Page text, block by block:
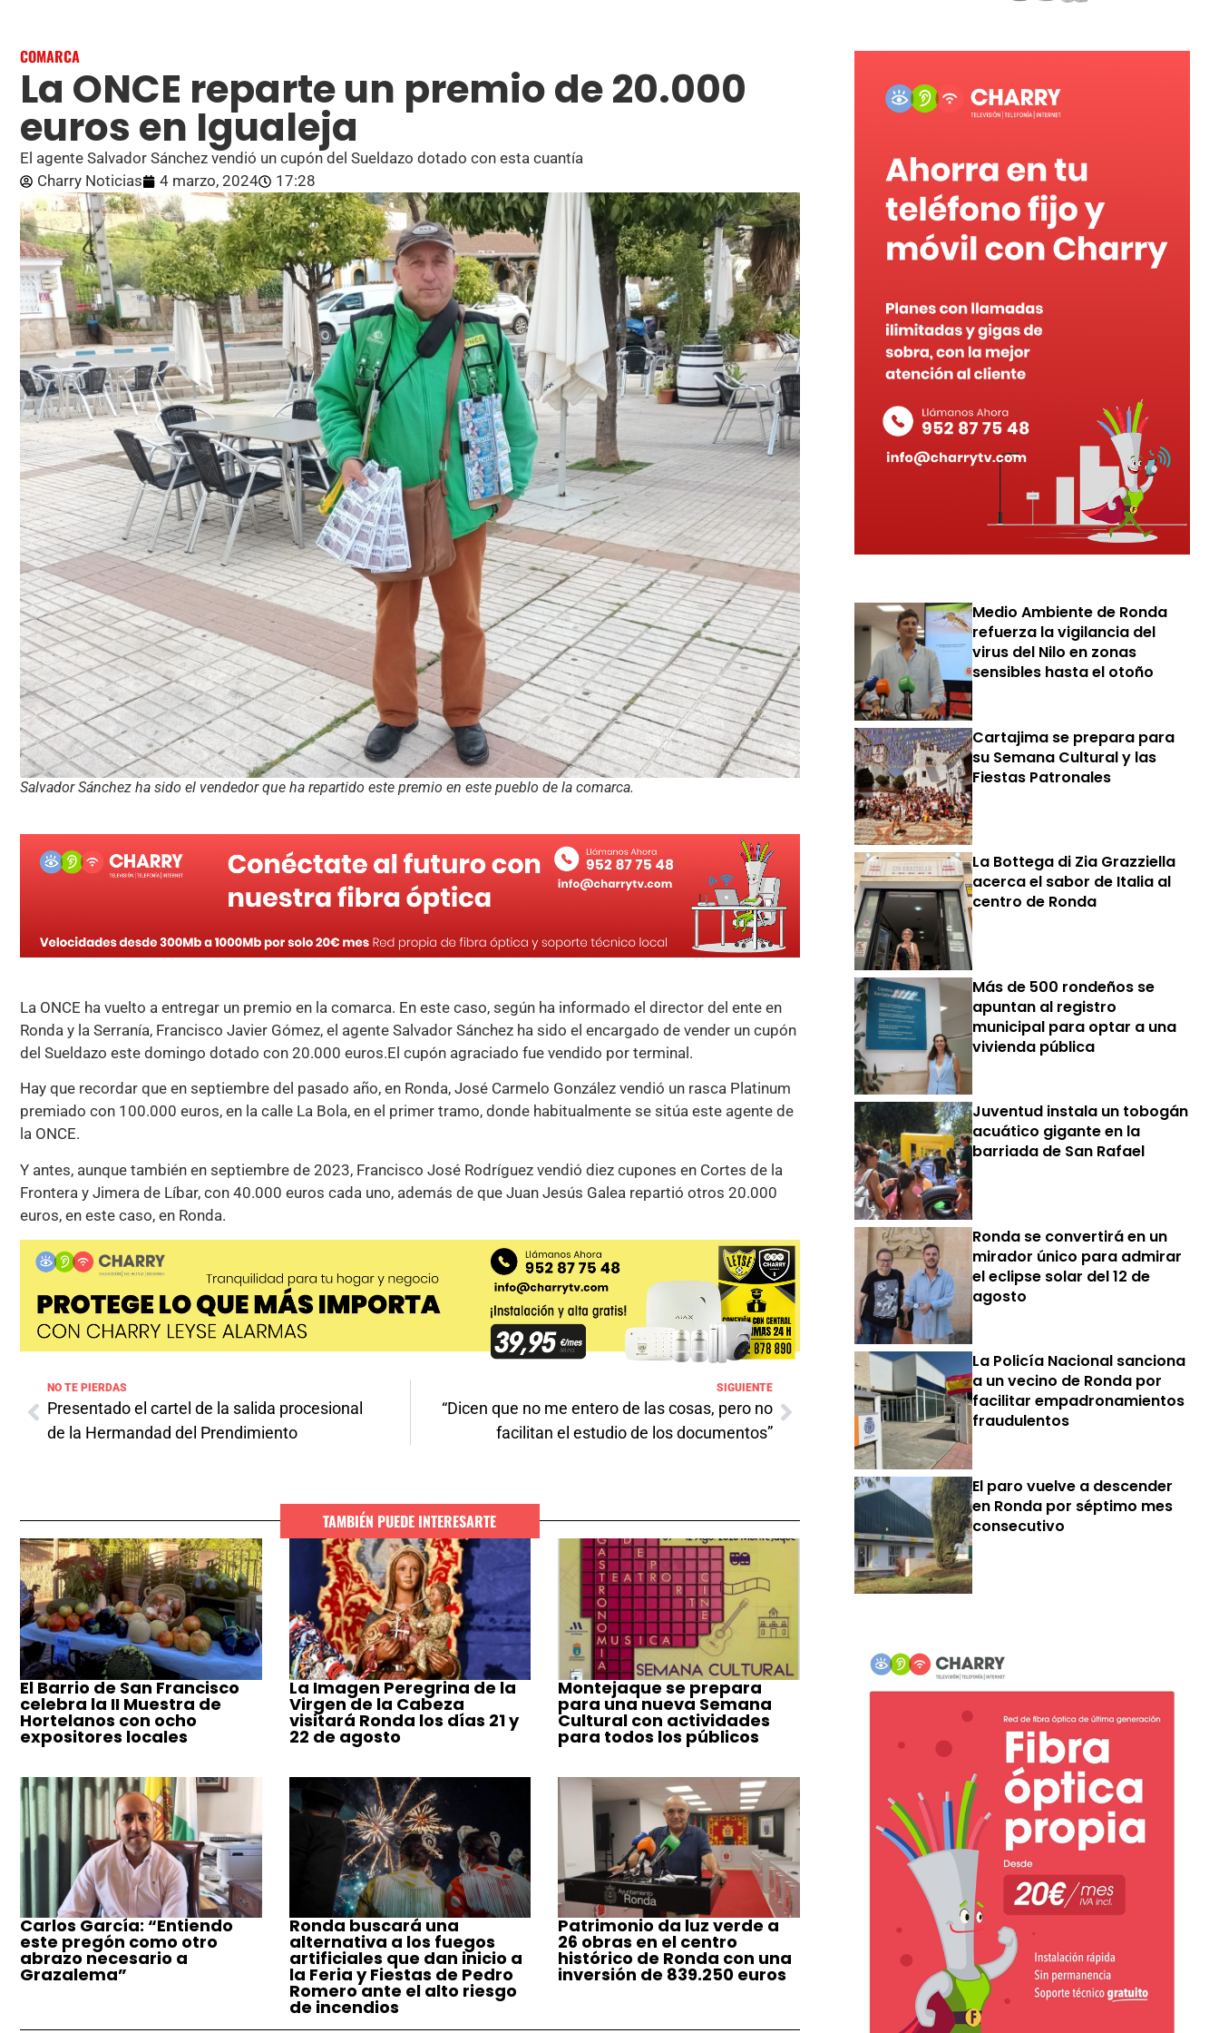
COMARCA
La ONCE reparte un premio de 20.000
euros en Igualeja
El agente Salvador Sánchez vendió un cupón del Sueldazo dotado con esta cuantía
Charry Noticias
4 marzo, 2024 17:28
Salvador Sánchez ha sido el vendedor que ha repartido este premio en este pueblo de la comarca.
La ONCE ha vuelto a entregar un premio en la comarca. En este caso, según ha informado el director del ente en
Ronda y la Serranía, Francisco Javier Gómez, el agente Salvador Sánchez ha sido el encargado de vender un cupón
del Sueldazo este domingo dotado con 20.000 euros.El cupón agraciado fue vendido por terminal.
Hay que recordar que en septiembre del pasado año, en Ronda, José Carmelo González vendió un rasca Platinum
premiado con 100.000 euros, en la calle La Bola, en el primer tramo, donde habitualmente se sitúa este agente de
la ONCE.
Y antes, aunque también en septiembre de 2023, Francisco José Rodríguez vendió diez cupones en Cortes de la
Frontera y Jimera de Líbar, con 40.000 euros cada uno, además de que Juan Jesús Galea repartió otros 20.000
euros, en este caso, en Ronda.
NO TE PIERDAS
Presentado el cartel de la salida procesional
de la Hermandad del Prendimiento
SIGUIENTE
“Dicen que no me entero de las cosas, pero no
facilitan el estudio de los documentos”
TAMBIÉN PUEDE INTERESARTE
El Barrio de San Francisco
celebra la II Muestra de
Hortelanos con ocho
expositores locales
La Imagen Peregrina de la
Virgen de la Cabeza
visitará Ronda los días 21 y
22 de agosto
Montejaque se prepara
para una nueva Semana
Cultural con actividades
para todos los públicos
Carlos García: “Entiendo
este pregón como otro
abrazo necesario a
Grazalema”
Ronda buscará una
alternativa a los fuegos
artificiales que dan inicio a
la Feria y Fiestas de Pedro
Romero ante el alto riesgo
de incendios
Patrimonio da luz verde a
26 obras en el centro
histórico de Ronda con una
inversión de 839.250 euros
Medio Ambiente de Ronda
refuerza la vigilancia del
virus del Nilo en zonas
sensibles hasta el otoño
Cartajima se prepara para
su Semana Cultural y las
Fiestas Patronales
La Bottega di Zia Grazziella
acerca el sabor de Italia al
centro de Ronda
Más de 500 rondeños se
apuntan al registro
municipal para optar a una
vivienda pública
Juventud instala un tobogán
acuático gigante en la
barriada de San Rafael
Ronda se convertirá en un
mirador único para admirar
el eclipse solar del 12 de
agosto
La Policía Nacional sanciona
a un vecino de Ronda por
facilitar empadronamientos
fraudulentos
El paro vuelve a descender
en Ronda por séptimo mes
consecutivo